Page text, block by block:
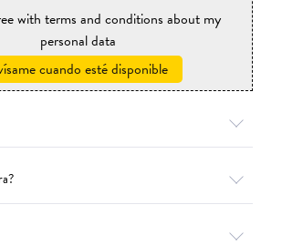
with terms and conditions about my
personal data
cuando esté disponible